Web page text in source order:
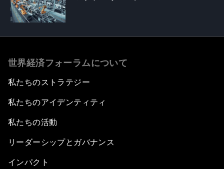
世界経済フォーラムについて
私たちのストラテジー
私たちのアイデンティティ
私たちの活動
リーダーシップとガバナンス
インパクト